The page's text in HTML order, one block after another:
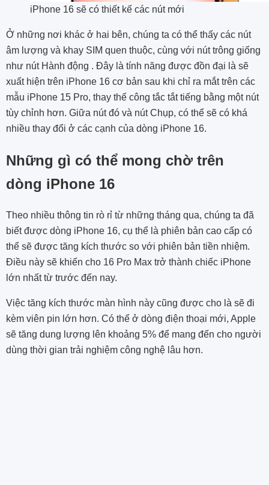
iPhone 16 sẽ có thiết kế các nút mới
Ở những nơi khác ở hai bên, chúng ta có thể thấy các nút
âm lượng và khay SIM quen thuộc, cùng với nút trông giống
như nút Hành động . Đây là tính năng được đồn đại là sẽ
xuất hiện trên iPhone 16 cơ bản sau khi chỉ ra mắt trên các
mẫu iPhone 15 Pro, thay thế công tắc tắt tiếng bằng một nút
tùy chỉnh hơn. Giữa nút đó và nút Chụp, có thể sẽ có khá
nhiều thay đổi ở các cạnh của dòng iPhone 16.
Những gì có thể mong chờ trên
dòng iPhone 16
Theo nhiều thông tin rò rỉ từ những tháng qua, chúng ta đã
biết được dòng iPhone 16, cụ thể là phiên bản cao cấp có
thể sẽ được tăng kích thước so với phiên bản tiền nhiệm.
Điều này sẽ khiến cho 16 Pro Max trở thành chiếc iPhone
lớn nhất từ trước đến nay.
Việc tăng kích thước màn hình này cũng được cho là sẽ đi
kèm viên pin lớn hơn. Có thể ở dòng điện thoại mới, Apple
sẽ tăng dung lượng lên khoảng 5% để mang đến cho người
dùng thời gian trải nghiệm công nghệ lâu hơn.